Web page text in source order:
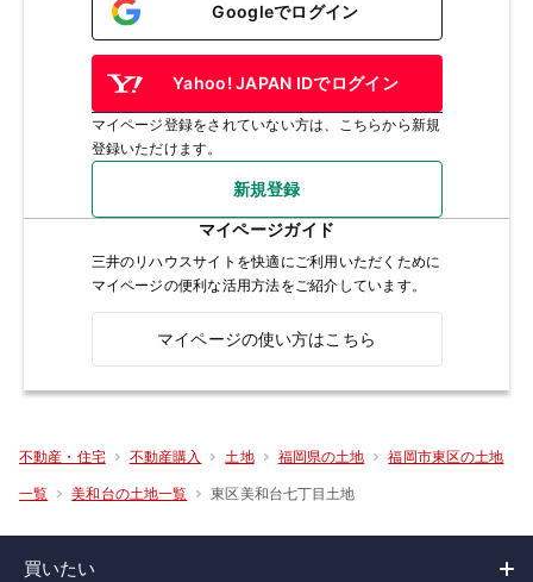
Googleでログイン
Yahoo! JAPAN IDでログイン
マイページ登録をされていない方は、こちらから新規
登録いただけます。
新規登録
マイページガイド
三井のリハウスサイトを快適にご利用いただくために
マイページの便利な活用方法をご紹介しています。
マイページの使い方はこちら
不動産・住宅 不動産購入 土地 福岡県の土地 福岡市東区の土地
一覧 美和台の土地一覧 東区美和台七丁目土地
買いたい